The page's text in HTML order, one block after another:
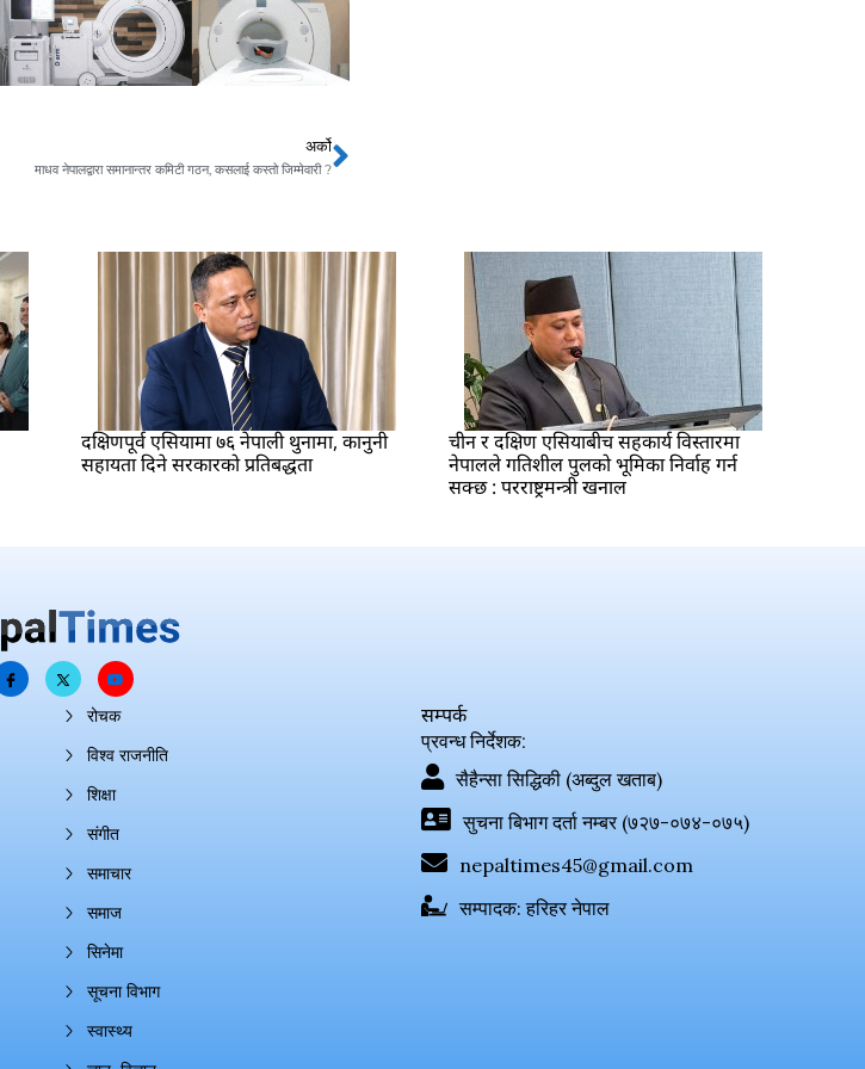
अर्को
माधव नेपालद्वारा समानान्तर कमिटी गठन, कसलाई कस्तो जिम्मेवारी ?Next
दक्षिणपूर्व एसियामा ७६ नेपाली थुनामा, कानुनी
सहायता दिने सरकारको प्रतिबद्धता
चीन र दक्षिण एसियाबीच सहकार्य विस्तारमा
नेपालले गतिशील पुलको भूमिका निर्वाह गर्न
सक्छ : परराष्ट्रमन्त्री खनाल
रोचक
विश्व राजनीति
शिक्षा
संगीत
समाचार
समाज
सिनेमा
सूचना विभाग
स्वास्थ्य
सम्पर्क
प्रवन्ध निर्देशक:
सैहैन्सा सिद्धिकी (अब्दुल खताब)
सुचना बिभाग दर्ता नम्बर (७२७-०७४-०७५)
nepaltimes45@gmail.com
सम्पादक: हरिहर नेपाल